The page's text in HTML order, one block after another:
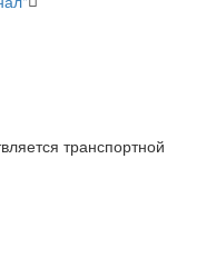
транспортной